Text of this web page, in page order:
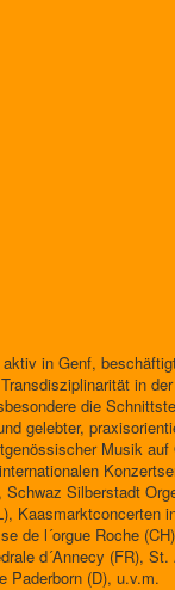
in Genf,
in
die
gelebter,
Musik auf
Silberstadt
Kaasmarktconcerten
de l´orgue Roche
d´Annecy (FR),
Paderborn (D), u.v.m.